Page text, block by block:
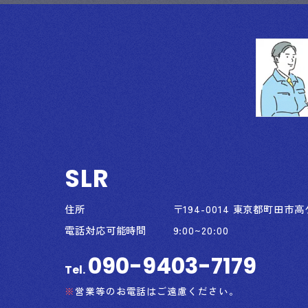
SLR
住所
〒194-0014 東京都町田市
電話対応可能時間
9:00~20:00
Tel. 090-9403-7179
営業等のお電話はご遠慮ください。